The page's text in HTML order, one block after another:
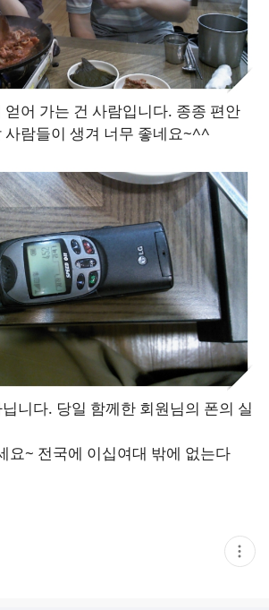
어 가는 건 사람입니다. 종종 편안
사람들이 생겨 너무 좋네요~^^
니다. 당일 함께한 회원님의 폰의 실
요~ 전국에 이십여대 밖에 없는다
현
재